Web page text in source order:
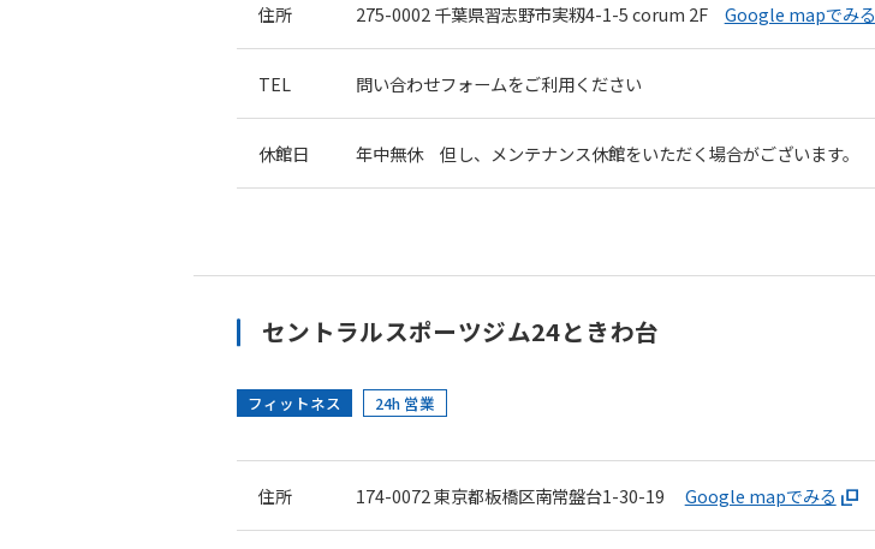
住所 275-0002 千葉県習志野市実籾4-1-5corum 2F Google mapでみる
TEL 問い合わせフォームをご利用ください
休館日 年中無休 但し、メンテナンス休館をいただく場合がございます。
セントラルスポーツジム24ときわ台
フィットネス 24h 営業
住所 174-0072東京都板橋区南常盤台1-30-19 Google mapでみる